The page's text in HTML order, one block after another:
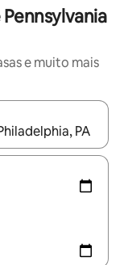
e muito mais
explore-os